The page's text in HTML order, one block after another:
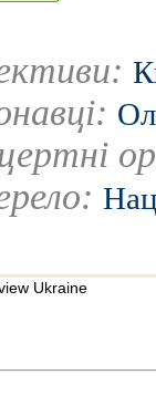
Ukraine